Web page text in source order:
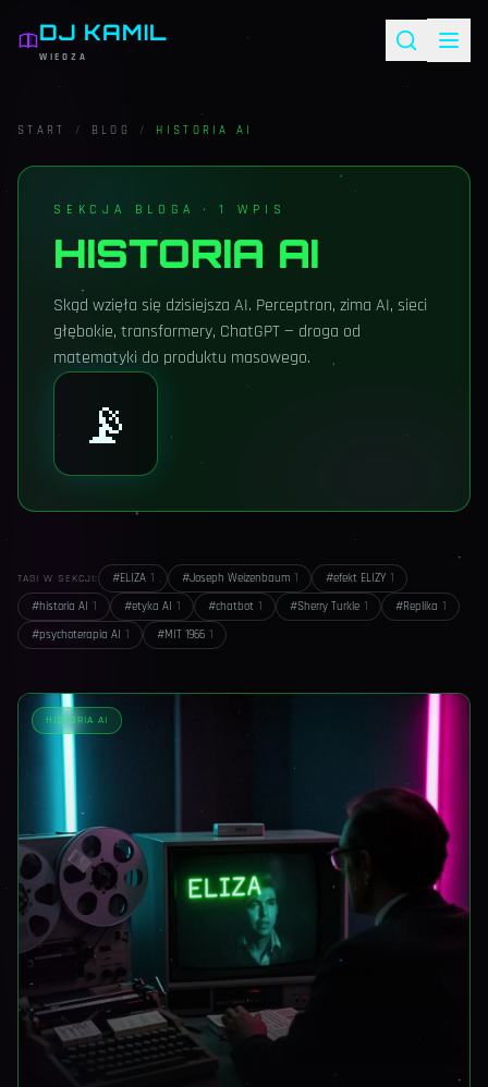
DJ KAMIL
WIEDZA
START / BLOG / HISTORIA AI
SEKCJA BLOGA ·1 WPIS
HISTORIA AI
Skąd wzięła się dzisiejsza AI. Perceptron, zima AI, sieci
głębokie, transformery, ChatGPT — droga od
matematyki do produktu masowego.
📡
TAGI W SEKCJI: #ELIZA 1 #Joseph Weizenbaum 1 #efekt ELIZY 1
#historia AI 1 #etyka AI 1 #chatbot 1 #Sherry Turkle 1 #Replika 1
#psychoterapia AI 1 #MIT 1966 1
HISTORIA AI